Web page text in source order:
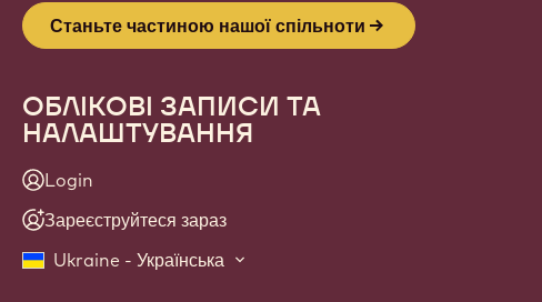
Станьте частиною нашої спільноти
ОБЛІКОВІ ЗАПИСИ ТА
НАЛАШТУВАННЯ
Login
Зареєструйтеся зараз
Ukraine - Українська